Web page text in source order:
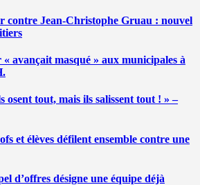
contre Jean-Christophe Gruau : nouvel
avançait masqué » aux municipales à
osent tout, mais ils salissent tout ! » –
et élèves défilent ensemble contre une
d’offres désigne une équipe déjà